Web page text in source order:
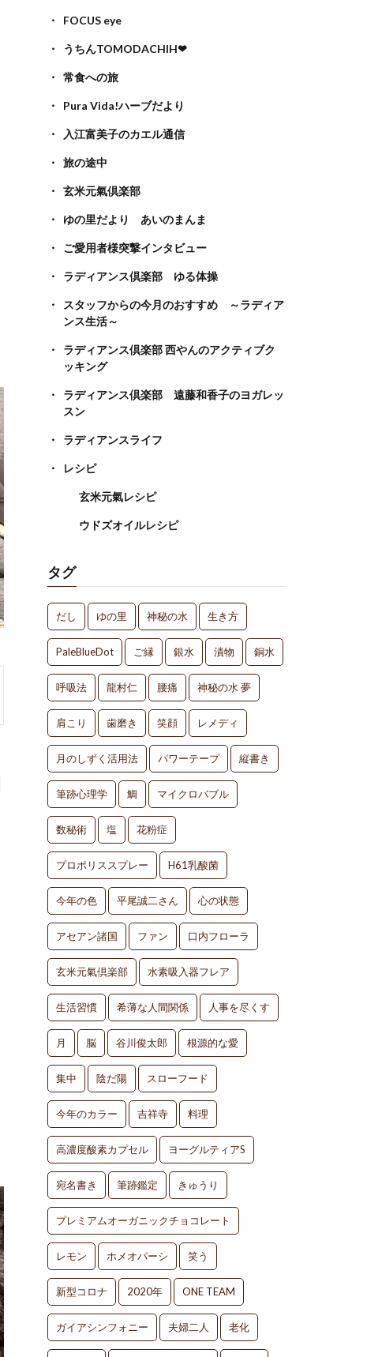
FOCUS eye
うちんTOMODACHIH❤
常食への旅
Pura Vida!ハーブだより
入江富美子のカエル通信
旅の途中
玄米元氣倶楽部
ゆの里だより あいのまんま
ご愛用者様突撃インタビュー
ラディアンス倶楽部 ゆる体操
スタッフからの今月のおすすめ ～ラディア
ンス生活～
ラディアンス倶楽部 西やんのアクティブク
ッキング
ラディアンス倶楽部 遠藤和香子のヨガレッ
スン
ラディアンスライフ
レシピ
玄米元氣レシピ
ウドズオイルレシピ
タグ
だし ゆの里 神秘の水 生き方
PaleBlueDot ご縁 銀水 漬物 銅水
呼吸法 龍村仁 腰痛 神秘の水 夢
肩こり 歯磨き 笑顔 レメディ
月のしずく活用法 パワーテープ 縦書き
筆跡心理学 鯛 マイクロバブル
数秘術 塩 花粉症
プロポリススプレー H61乳酸菌
今年の色 平尾誠二さん 心の状態
アセアン諸国 ファン 口内フローラ
玄米元氣倶楽部 水素吸入器フレア
生活習慣 希薄な人間関係 人事を尽くす
月 脳 谷川俊太郎 根源的な愛
集中 陰だ陽 スローフード
今年のカラー 吉祥寺 料理
高濃度酸素カプセル ヨーグルティアS
宛名書き 筆跡鑑定 きゅうり
プレミアムオーガニックチョコレート
レモン ホメオパーシ 笑う
新型コロナ 2020年 ONE TEAM
ガイアシンフォニー 夫婦二人 老化